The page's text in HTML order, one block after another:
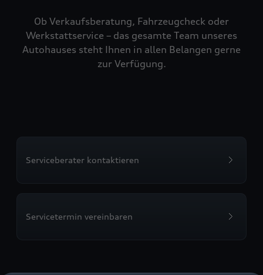
Ob Verkaufsberatung, Fahrzeugcheck oder
Werkstattservice – das gesamte Team unseres
Autohauses steht Ihnen in allen Belangen gerne
zur Verfügung.
Serviceberater kontaktieren
Servicetermin vereinbaren